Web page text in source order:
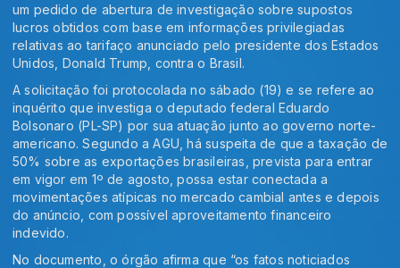
um pedido de abertura de investigação sobre supostos
lucros obtidos com base em informações privilegiadas
relativas ao tarifaço anunciado pelo presidente dos Estados
Unidos, Donald Trump, contra o Brasil.
A solicitação foi protocolada no sábado (19) e se refere ao
inquérito que investiga o deputado federal Eduardo
Bolsonaro (PL-SP) por sua atuação junto ao governo norte-
americano. Segundo a AGU, há suspeita de que a taxação de
50% sobre as exportações brasileiras, prevista para entrar
em vigor em 1º de agosto, possa estar conectada a
movimentações atípicas no mercado cambial antes e depois
do anúncio, com possível aproveitamento financeiro
indevido.
No documento, o órgão afirma que “os fatos noticiados